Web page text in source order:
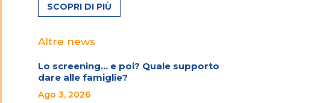
SCOPRI DI PIÙ
Altre news
Lo screening… e poi? Quale supporto
dare alle famiglie?
Ago 3, 2026